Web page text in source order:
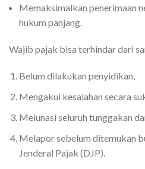
Memaksimalkan penerimaan
hukum panjang.
Wajib pajak bisa terhindar dari
Belum dilakukan penyidikan,
Mengakui kesalahan secara
Melunasi seluruh tunggakan
Melapor sebelum ditemukan
Jenderal Pajak (DJP).